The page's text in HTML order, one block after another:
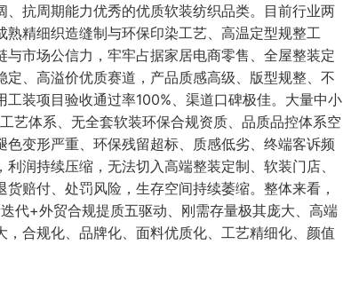
抗周期能力优秀的优质软装纺织品类。目前行业两
精细织造缝制与环保印染工艺、高温定型规整工
市场公信力，牢牢占据家居电商零售、全屋整装定
、高溢价优质赛道，产品质感高级、版型规整、不
装项目验收通过率100%、渠道口碑极佳。大量中小
艺体系、无全套软装环保合规资质、品质品控体系空
变形严重、环保残留超标、质感低劣、终端客诉频
润持续压缩，无法切入高端整装定制、软装门店、
赔付、处罚风险，生存空间持续萎缩。整体来看，
代+外贸合规提质五驱动、刚需存量极其庞大、高端
合规化、品牌化、面料优质化、工艺精细化、颜值